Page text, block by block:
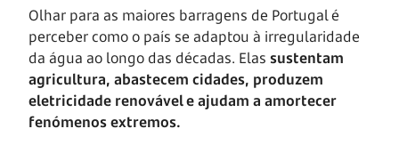
Olhar para as maiores barragens de Portugal é
perceber como o país se adaptou à irregularidade
da água ao longo das décadas. Elas sustentam
agricultura, abastecem cidades, produzem
eletricidade renovável e ajudam a amortecer
fenómenos extremos.